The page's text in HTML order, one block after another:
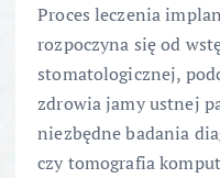
Proces leczenia
rozpoczyna się od
stomatologicznej,
zdrowia jamy ustnej
niezbędne badania
czy tomografia